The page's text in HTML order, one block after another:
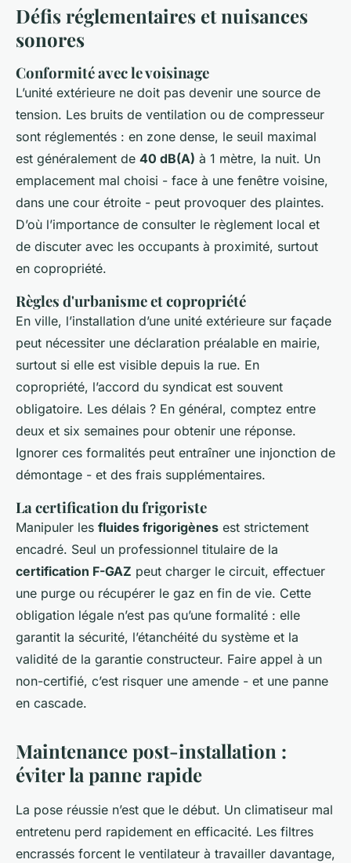
Défis réglementaires et nuisances
sonores
Conformité avec le voisinage
L’unité extérieure ne doit pas devenir une source de
tension. Les bruits de ventilation ou de compresseur
sont réglementés : en zone dense, le seuil maximal
est généralement de 40 dB(A) à 1 mètre, la nuit. Un
emplacement mal choisi - face à une fenêtre voisine,
dans une cour étroite - peut provoquer des plaintes.
D’où l’importance de consulter le règlement local et
de discuter avec les occupants à proximité, surtout
en copropriété.
Règles d'urbanisme et copropriété
En ville, l’installation d’une unité extérieure sur façade
peut nécessiter une déclaration préalable en mairie,
surtout si elle est visible depuis la rue. En
copropriété, l’accord du syndicat est souvent
obligatoire. Les délais ? En général, comptez entre
deux et six semaines pour obtenir une réponse.
Ignorer ces formalités peut entraîner une injonction de
démontage - et des frais supplémentaires.
La certification du frigoriste
Manipuler les fluides frigorigènes est strictement
encadré. Seul un professionnel titulaire de la
certification F-GAZ peut charger le circuit, effectuer
une purge ou récupérer le gaz en fin de vie. Cette
obligation légale n’est pas qu’une formalité : elle
garantit la sécurité, l’étanchéité du système et la
validité de la garantie constructeur. Faire appel à un
non-certifié, c’est risquer une amende - et une panne
en cascade.
Maintenance post-installation :
éviter la panne rapide
La pose réussie n’est que le début. Un climatiseur mal
entretenu perd rapidement en efficacité. Les filtres
encrassés forcent le ventilateur à travailler davantage,